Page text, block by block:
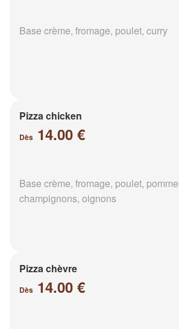
Base crème, fromage, poulet, curry
Pizza chicken
Dès 14.00 €
Base crème, fromage, poulet,
champignons, oignons
Pizza chèvre
Dès 14.00 €